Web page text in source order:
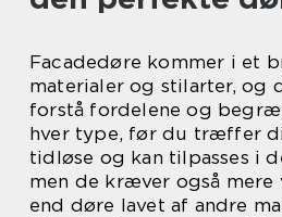
Facadedøre kommer i et
materialer og stilarter, og
forstå fordelene og
hver type, før du træffer
tidløse og kan tilpasses i
men de kræver også mere
end døre lavet af andre